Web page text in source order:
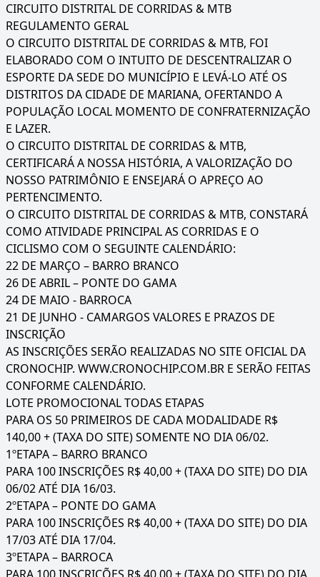
CIRCUITO DISTRITAL DE CORRIDAS & MTB
REGULAMENTO GERAL
O CIRCUITO DISTRITAL DE CORRIDAS & MTB, FOI
ELABORADO COM O INTUITO DE DESCENTRALIZAR O
ESPORTE DA SEDE DO MUNICÍPIO E LEVÁ-LO ATÉ OS
DISTRITOS DA CIDADE DE MARIANA, OFERTANDO A
POPULAÇÃO LOCAL MOMENTO DE CONFRATERNIZAÇÃO
E LAZER.
O CIRCUITO DISTRITAL DE CORRIDAS & MTB,
CERTIFICARÁ A NOSSA HISTÓRIA, A VALORIZAÇÃO DO
NOSSO PATRIMÔNIO E ENSEJARÁ O APREÇO AO
PERTENCIMENTO.
O CIRCUITO DISTRITAL DE CORRIDAS & MTB, CONSTARÁ
COMO ATIVIDADE PRINCIPAL AS CORRIDAS E O
CICLISMO COM O SEGUINTE CALENDÁRIO:
22 DE MARÇO – BARRO BRANCO
26 DE ABRIL – PONTE DO GAMA
24 DE MAIO - BARROCA
21 DE JUNHO - CAMARGOS VALORES E PRAZOS DE
INSCRIÇÃO
AS INSCRIÇÕES SERÃO REALIZADAS NO SITE OFICIAL DA
CRONOCHIP. WWW.CRONOCHIP.COM.BR E SERÃO FEITAS
CONFORME CALENDÁRIO.
LOTE PROMOCIONAL TODAS ETAPAS
PARA OS 50 PRIMEIROS DE CADA MODALIDADE R$
140,00 + (TAXA DO SITE) SOMENTE NO DIA 06/02.
1ºETAPA – BARRO BRANCO
PARA 100 INSCRIÇÕES R$ 40,00 + (TAXA DO SITE) DO DIA
06/02 ATÉ DIA 16/03.
2ºETAPA – PONTE DO GAMA
PARA 100 INSCRIÇÕES R$ 40,00 + (TAXA DO SITE) DO DIA
17/03 ATÉ DIA 17/04.
3ºETAPA – BARROCA